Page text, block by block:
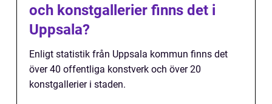
och konstgallerier finns det i
Uppsala?
Enligt statistik från Uppsala kommun finns det
över 40 offentliga konstverk och över 20
konstgallerier i staden.